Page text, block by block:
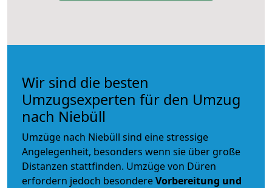
Wir sind die besten
Umzugsexperten für den Umzug
nach Niebüll
Umzüge nach Niebüll sind eine stressige
Angelegenheit, besonders wenn sie über große
Distanzen stattfinden. Umzüge von Düren
erfordern jedoch besondereVorbereitung und